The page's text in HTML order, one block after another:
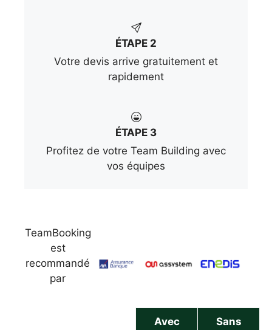
ÉTAPE 2
Votre devis arrive gratuitement et
rapidement
ÉTAPE 3
Profitez de votre Team Building avec
vos équipes
TeamBooking
est
recommandé
par
Avec
Sans